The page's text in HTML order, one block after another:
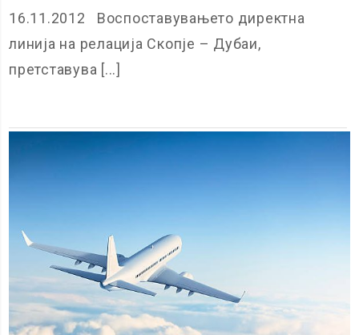
16.11.2012 Воспоставувањето директна
линија на релација Скопје – Дубаи,
претставува [...]